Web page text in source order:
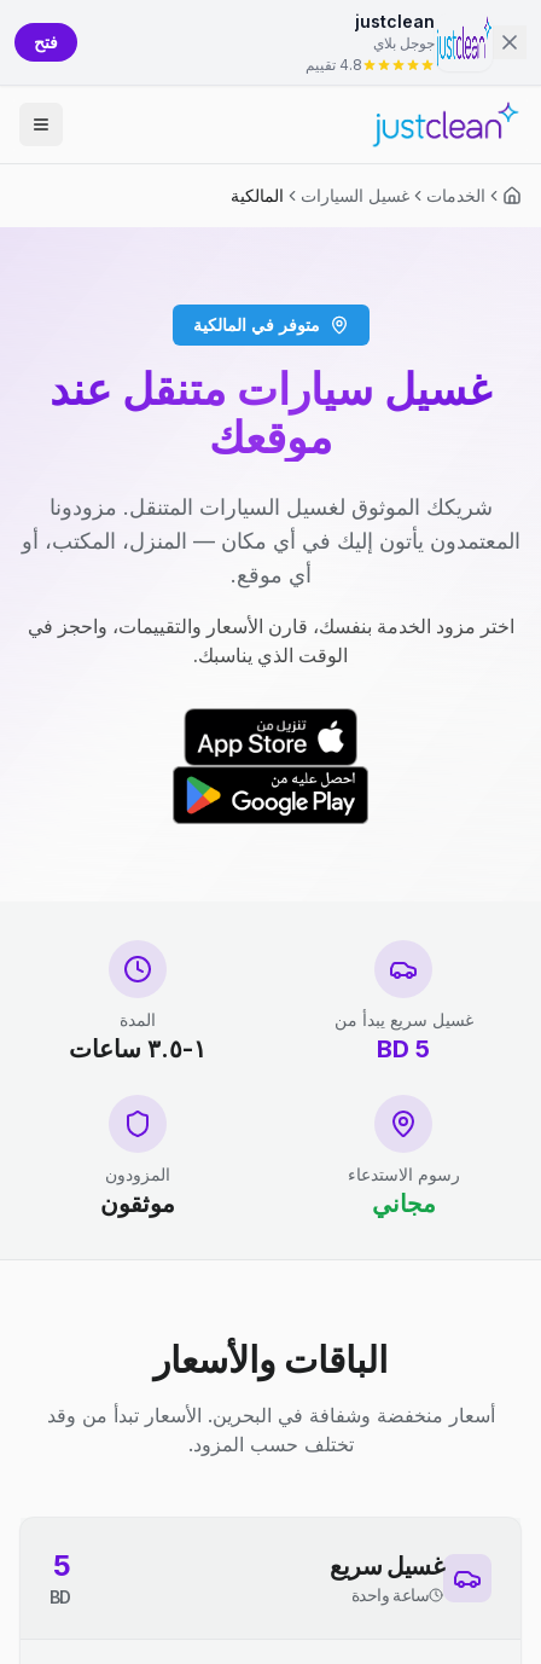
justclean
جوجل بلاي
4.8 تقييم
فتح
الخدمات غسيل السيارات المالكية
متوفر في المالكية
غسيل سيارات متنقل عند
موقعك
شريكك الموثوق لغسيل السيارات المتنقل. مزودونا
المعتمدون يأتون إليك في أي مكان — المنزل، المكتب، أو
أي موقع.
اختر مزود الخدمة بنفسك، قارن الأسعار والتقييمات، واحجز في
الوقت الذي يناسبك.
غسيل سريع يبدأ من
5
BD
المدة
١-٣.٥ ساعات
رسوم الاستدعاء
مجاني
المزودون
موثقون
الباقات والأسعار
أسعار منخفضة وشفافة في البحرين. الأسعار تبدأ من وقد
تختلف حسب المزود.
غسيل سريع
ساعة واحدة
5
BD